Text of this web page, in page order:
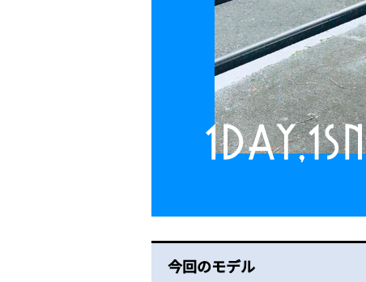
今回のモデル